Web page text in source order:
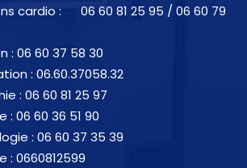
cardio : 06 60 81 25 95 / 06 60 79
: 06 60 37 58 30
: 06.60.37058.32
: 06 60 81 25 97
: 06 60 36 51 90
: 06 60 37 35 39
: 0660812599